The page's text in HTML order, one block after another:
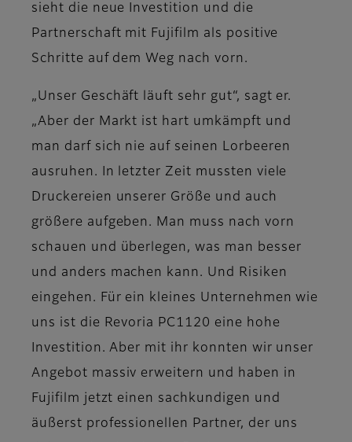
sieht die neue Investition und die
Partnerschaft mit Fujifilm als positive
Schritte auf dem Weg nach vorn.
„Unser Geschäft läuft sehr gut“, sagt er.
„Aber der Markt ist hart umkämpft und
man darf sich nie auf seinen Lorbeeren
ausruhen. In letzter Zeit mussten viele
Druckereien unserer Größe und auch
größere aufgeben. Man muss nach vorn
schauen und überlegen, was man besser
und anders machen kann. Und Risiken
eingehen. Für ein kleines Unternehmen wie
uns ist die Revoria PC1120 eine hohe
Investition. Aber mit ihr konnten wir unser
Angebot massiv erweitern und haben in
Fujifilm jetzt einen sachkundigen und
äußerst professionellen Partner, der uns